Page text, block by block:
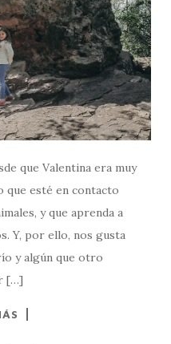
que Valentina era muy
que esté en contacto
y que aprenda a
Y, por ello, nos gusta
y algún que otro
[…]